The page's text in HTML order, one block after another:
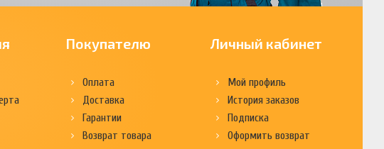
Покупателю
Оплата
Доставка
Гарантии
Возврат товара
Личный кабинет
Мой профиль
История заказов
Подписка
Оформить возврат